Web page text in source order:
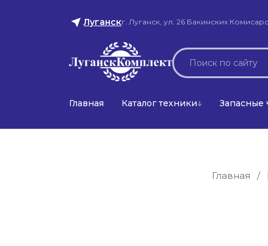
Луганскг. Луганск, ул. 26 Бакинских
Главная Каталог техники Запасные
Главная /